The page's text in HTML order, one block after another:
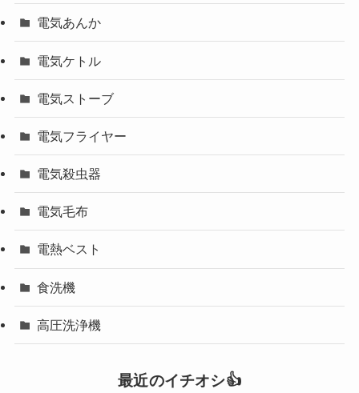
電気あんか
電気ケトル
電気ストーブ
電気フライヤー
電気殺虫器
電気毛布
電熱ベスト
食洗機
高圧洗浄機
最近のイチオシ👍